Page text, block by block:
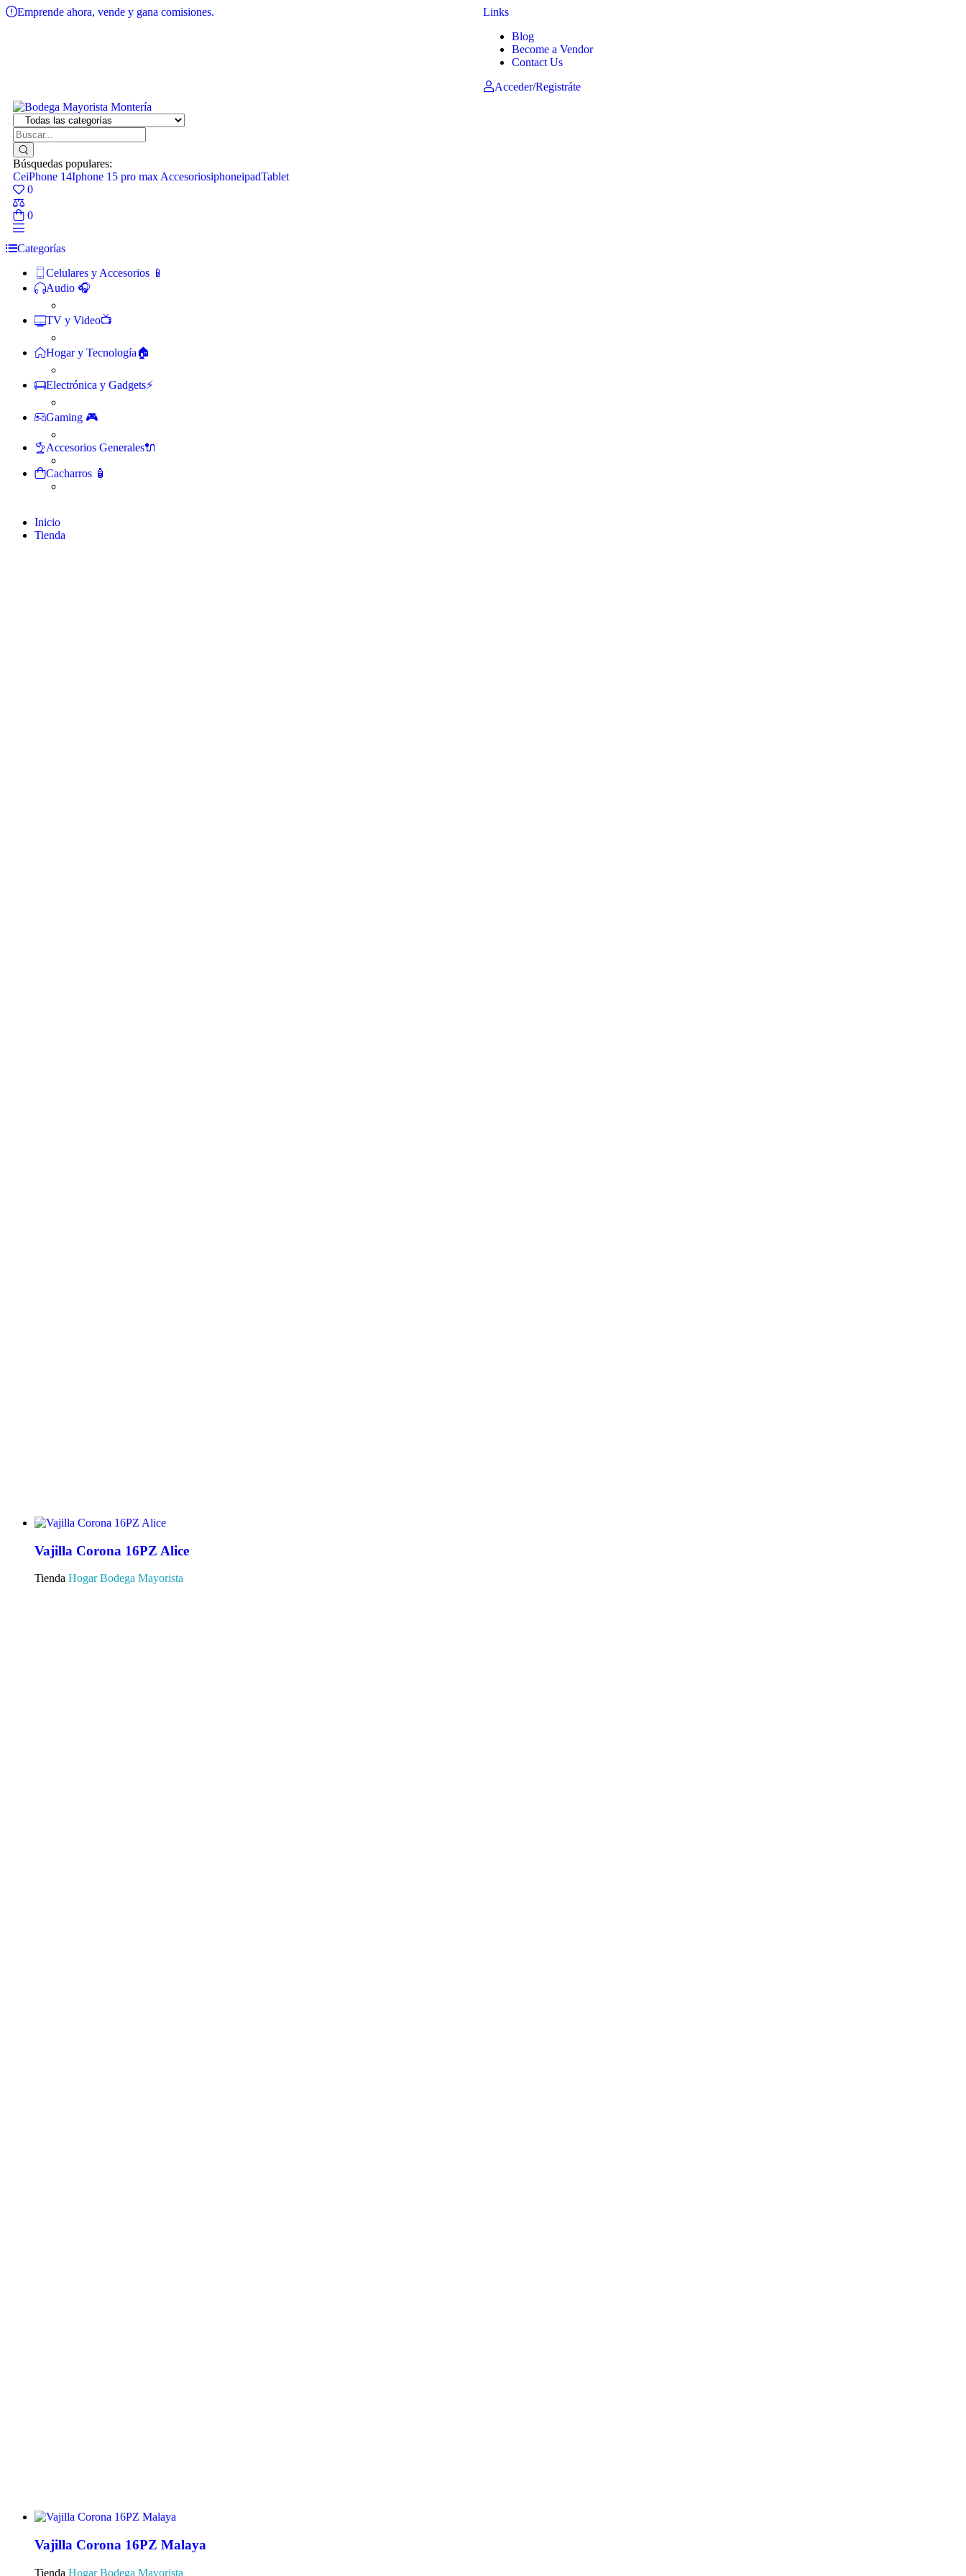
Emprende ahora, vende y gana comisiones.
Links
Blog
Become a Vendor
Contact Us
Acceder/Registráte
Búsquedas populares:
CeiPhone 14Iphone 15 pro max AccesoriosiphoneipadTablet
0
0
Categorías
Celulares y Accesorios 📱
Audio 🎧
TV y Video📺
Hogar y Tecnología🏠
Electrónica y Gadgets⚡
Gaming 🎮
Accesorios Generales🔌
Cacharros 🧴
Inicio
Tienda
Vajilla Corona 16PZ Alice
Tienda Hogar Bodega Mayorista
Vajilla Corona 16PZ Malaya
Tienda Hogar Bodega Mayorista